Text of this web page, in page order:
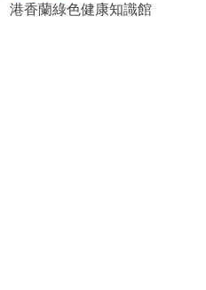
港香蘭綠色健康知識館